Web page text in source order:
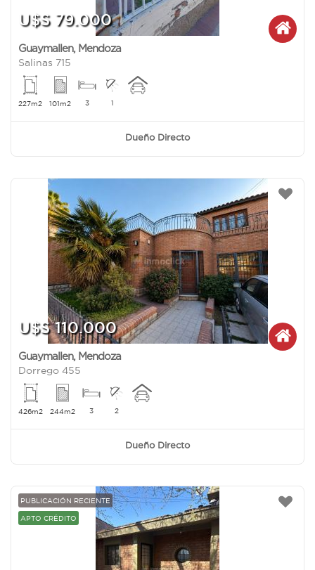
U$S 79.000
Guaymallen, Mendoza
Salinas 715
227m2 101m2 3 1
Dueño Directo
U$S 110.000
Guaymallen, Mendoza
Dorrego 455
426m2 244m2 3 2
Dueño Directo
PUBLICACIÓN RECIENTE
APTO CRÉDITO